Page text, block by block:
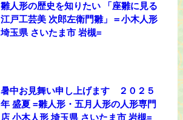
雛人形の歴史を知りたい 「座雛に見る
江戸工芸美 次郎左衛門雛」＝小木人形
埼玉県 さいたま市 岩槻=
暑中お見舞い申し上げます ２０２５
年 盛夏 =雛人形・五月人形の人形専門
店 小木人形 埼玉県 さいたま市 岩槻=